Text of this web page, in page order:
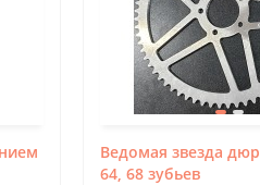
Ведомая звезда
64, 68 зубьев